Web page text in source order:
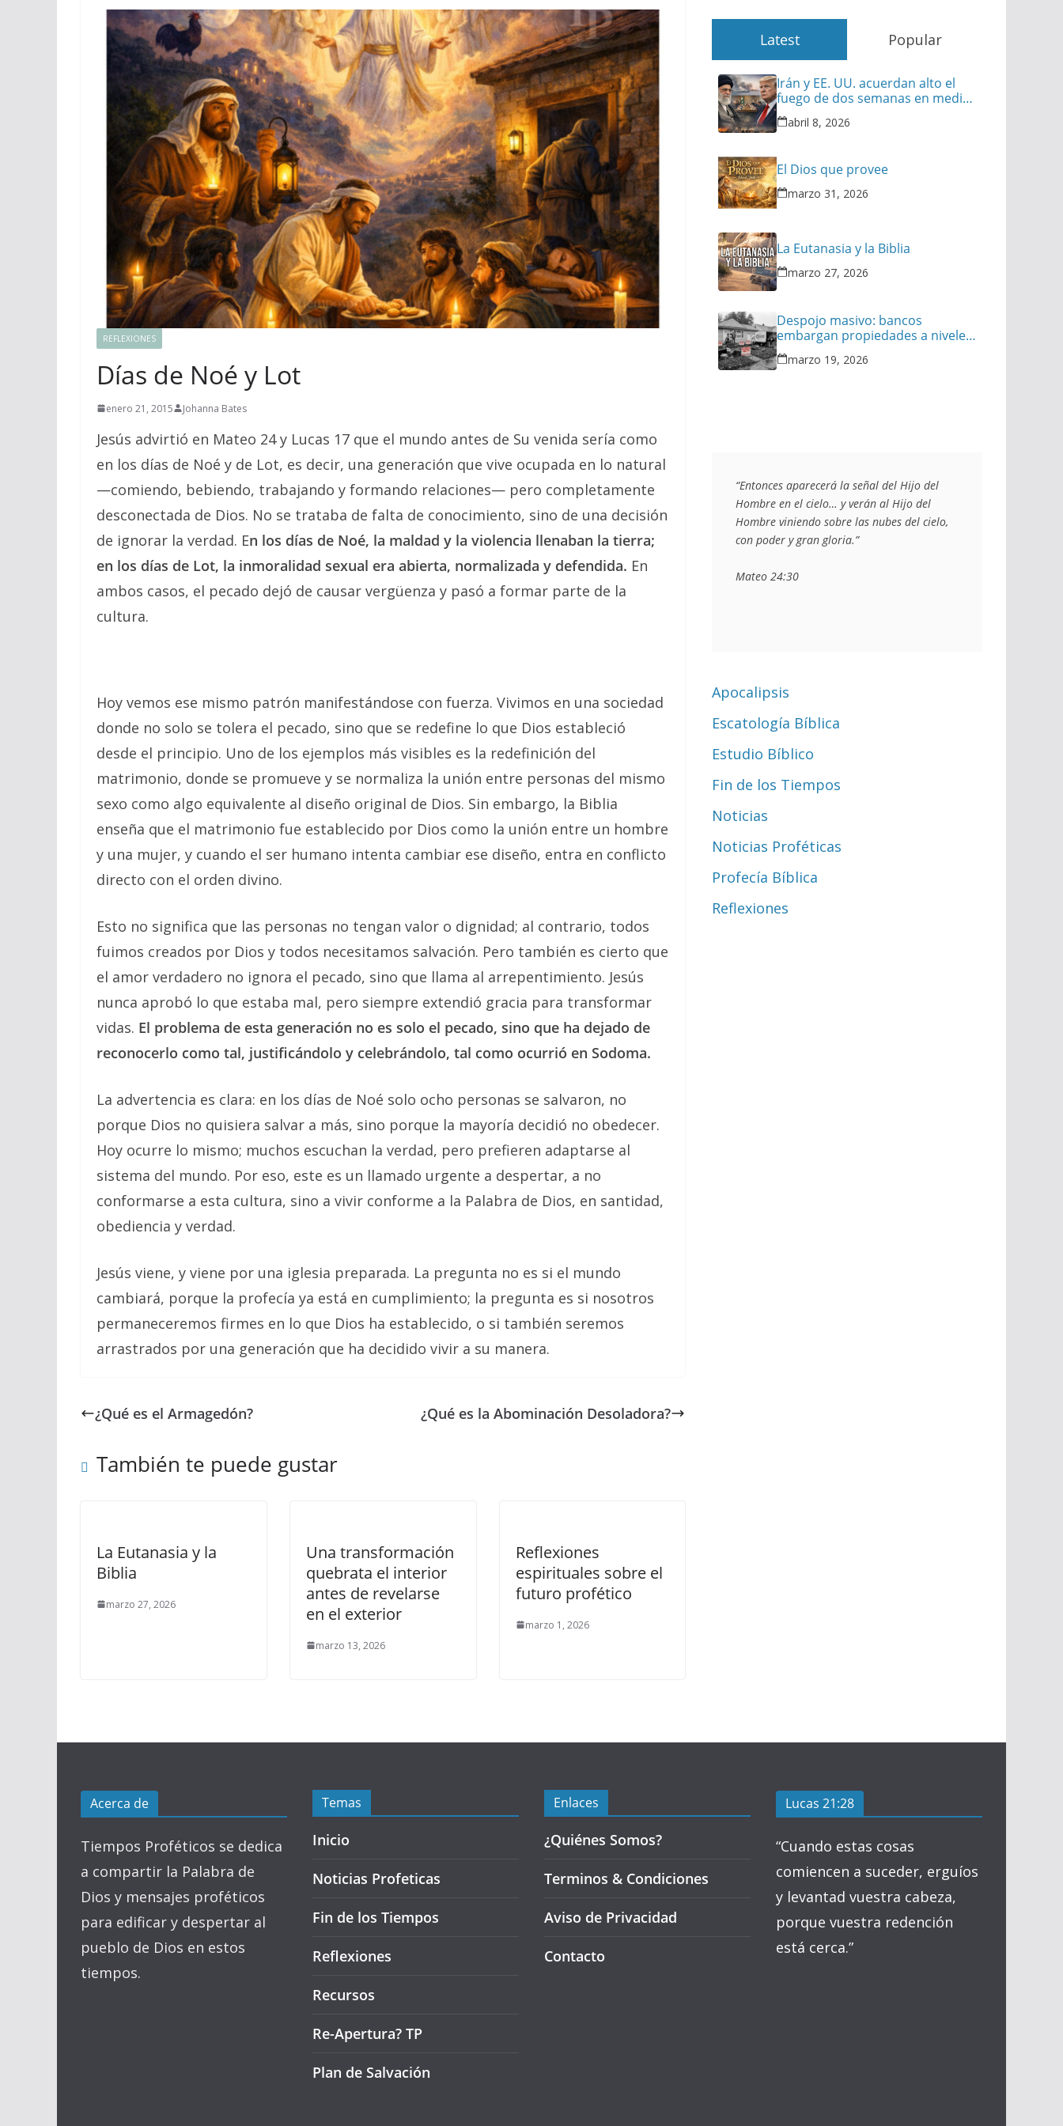
REFLEXIONES
Días de Noé y Lot
enero 21, 2015 Johanna Bates
Jesús advirtió en Mateo 24 y Lucas 17 que el mundo antes de Su venida sería como
en los días de Noé y de Lot, es decir, una generación que vive ocupada en lo natural
—comiendo, bebiendo, trabajando y formando relaciones— pero completamente
desconectada de Dios. No se trataba de falta de conocimiento, sino de una decisión
de ignorar la verdad. En los días de Noé, la maldad y la violencia llenaban la tierra;
en los días de Lot, la inmoralidad sexual era abierta, normalizada y defendida. En
ambos casos, el pecado dejó de causar vergüenza y pasó a formar parte de la
cultura.
Hoy vemos ese mismo patrón manifestándose con fuerza. Vivimos en una sociedad
donde no solo se tolera el pecado, sino que se redefine lo que Dios estableció
desde el principio. Uno de los ejemplos más visibles es la redefinición del
matrimonio, donde se promueve y se normaliza la unión entre personas del mismo
sexo como algo equivalente al diseño original de Dios. Sin embargo, la Biblia
enseña que el matrimonio fue establecido por Dios como la unión entre un hombre
y una mujer, y cuando el ser humano intenta cambiar ese diseño, entra en conflicto
directo con el orden divino.
Esto no significa que las personas no tengan valor o dignidad; al contrario, todos
fuimos creados por Dios y todos necesitamos salvación. Pero también es cierto que
el amor verdadero no ignora el pecado, sino que llama al arrepentimiento. Jesús
nunca aprobó lo que estaba mal, pero siempre extendió gracia para transformar
vidas. El problema de esta generación no es solo el pecado, sino que ha dejado de
reconocerlo como tal, justificándolo y celebrándolo, tal como ocurrió en Sodoma.
La advertencia es clara: en los días de Noé solo ocho personas se salvaron, no
porque Dios no quisiera salvar a más, sino porque la mayoría decidió no obedecer.
Hoy ocurre lo mismo; muchos escuchan la verdad, pero prefieren adaptarse al
sistema del mundo. Por eso, este es un llamado urgente a despertar, a no
conformarse a esta cultura, sino a vivir conforme a la Palabra de Dios, en santidad,
obediencia y verdad.
Jesús viene, y viene por una iglesia preparada. La pregunta no es si el mundo
cambiará, porque la profecía ya está en cumplimiento; la pregunta es si nosotros
permaneceremos firmes en lo que Dios ha establecido, o si también seremos
arrastrados por una generación que ha decidido vivir a su manera.
¿Qué es el Armagedón? ¿Qué es la Abominación Desoladora?
También te puede gustar
La Eutanasia y la
Biblia
marzo 27, 2026
Una transformación
quebrata el interior
antes de revelarse
en el exterior
marzo 13, 2026
Reflexiones
espirituales sobre el
futuro profético
marzo 1, 2026
Latest Popular
Irán y EE. UU. acuerdan alto el
fuego de dos semanas en medio
de tensiones en Oriente Medio
abril 8, 2026
El Dios que provee
marzo 31, 2026
La Eutanasia y la Biblia
marzo 27, 2026
Despojo masivo: bancos
embargan propiedades a niveles
históricos
marzo 19, 2026
“Entonces aparecerá la señal del Hijo del
Hombre en el cielo… y verán al Hijo del
Hombre viniendo sobre las nubes del cielo,
con poder y gran gloria.”
Mateo 24:30
Apocalipsis
Escatología Bíblica
Estudio Bíblico
Fin de los Tiempos
Noticias
Noticias Proféticas
Profecía Bíblica
Reflexiones
Acerca de
Tiempos Proféticos se dedica
a compartir la Palabra de
Dios y mensajes proféticos
para edificar y despertar al
pueblo de Dios en estos
tiempos.
Temas
Inicio
Noticias Profeticas
Fin de los Tiempos
Reflexiones
Recursos
Re-Apertura? TP
Plan de Salvación
Enlaces
¿Quiénes Somos?
Terminos & Condiciones
Aviso de Privacidad
Contacto
Lucas 21:28
“Cuando estas cosas
comiencen a suceder, erguíos
y levantad vuestra cabeza,
porque vuestra redención
está cerca.”